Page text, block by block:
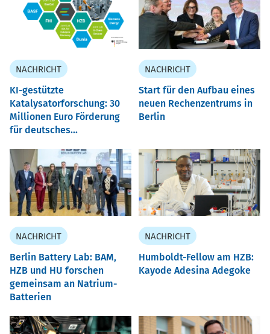
NACHRICHT
KI-gestützte
Katalysatorforschung: 30
Millionen Euro Förderung
für deutsches...
NACHRICHT
Start für den Aufbau eines
neuen Rechenzentrums in
Berlin
NACHRICHT
Berlin Battery Lab: BAM,
HZB und HU forschen
gemeinsam an Natrium-
Batterien
NACHRICHT
Humboldt-Fellow am HZB:
Kayode Adesina Adegoke